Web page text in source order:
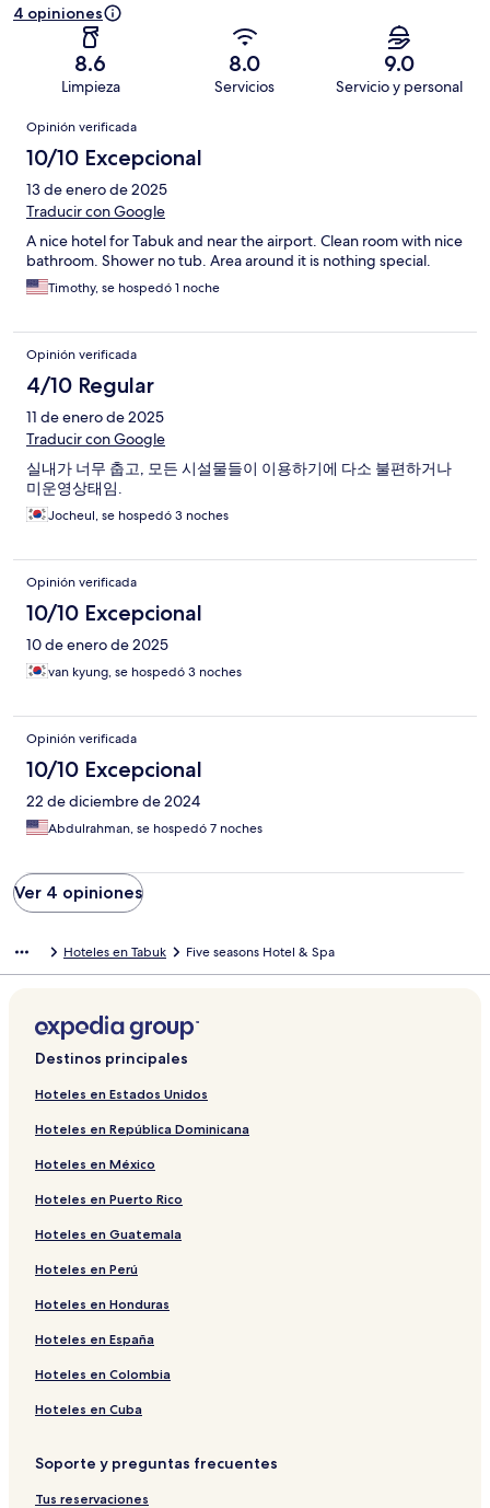
4 opiniones
8.6
Limpieza
8.0
Servicios
9.0
Servicio y personal
Opiniones
Opinión verificada
10/10 Excepcional
13 de enero de 2025
Traducir con Google
A nice hotel for Tabuk and near the airport. Clean room with nice
bathroom. Shower no tub. Area around it is nothing special.
Timothy, se hospedó 1 noche
Opinión verificada
4/10 Regular
11 de enero de 2025
Traducir con Google
실내가 너무 춥고, 모든 시설물들이 이용하기에 다소 불편하거나
미운영상태임.
Jocheul, se hospedó 3 noches
Opinión verificada
10/10 Excepcional
10 de enero de 2025
van kyung, se hospedó 3 noches
Opinión verificada
10/10 Excepcional
22 de diciembre de 2024
Abdulrahman, se hospedó 7 noches
Ver 4 opiniones
Hoteles en Tabuk Five seasons Hotel & Spa
Destinos principales
Hoteles en Estados Unidos
Hoteles en República Dominicana
Hoteles en México
Hoteles en Puerto Rico
Hoteles en Guatemala
Hoteles en Perú
Hoteles en Honduras
Hoteles en España
Hoteles en Colombia
Hoteles en Cuba
Soporte y preguntas frecuentes
Tus reservaciones